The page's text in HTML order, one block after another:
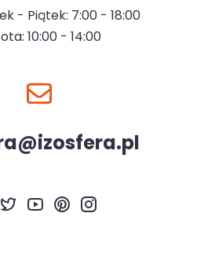
- Piątek: 7:00 - 18:00
10:00 - 14:00